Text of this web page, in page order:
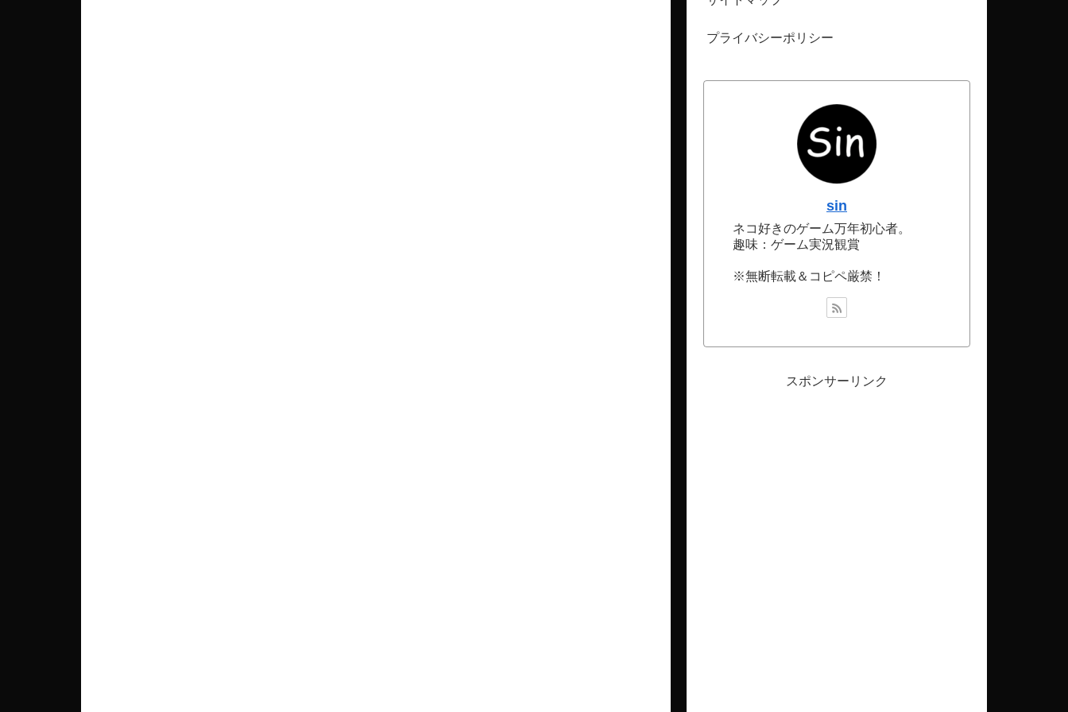
プライバシーポリシー
sin
ネコ好きのゲーム万年初心者。
趣味：ゲーム実況観賞
※無断転載＆コピペ厳禁！
スポンサーリンク